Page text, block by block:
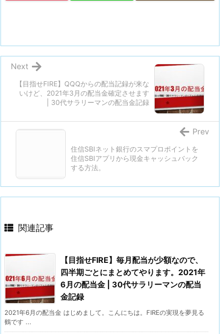
【目指せFIRE】QQQからの配当記録が来な
いけど、2021年3月の配当金確定させます
| 30代サラリーマンの配当金記録
Next
住信SBIネット銀行のスマプロポイントを
住信SBIアプリから現金キャッシュバック
する方法。
Prev
関連記事
【目指せFIRE】毎月配当が少額なので、
四半期ごとにまとめてやります。2021年
6月の配当金 | 30代サラリーマンの配当
金記録
2021年6月の配当金 はじめまして。こんにちは。FIREの実現を夢見る
鶴です ...